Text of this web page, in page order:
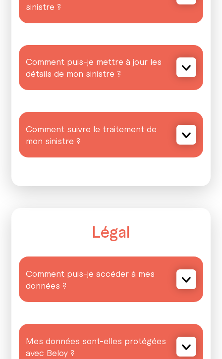
sinistre ?
Comment puis-je mettre à jour les
détails de mon sinistre ?
Comment suivre le traitement de
mon sinistre ?
Légal
Comment puis-je accéder à mes
données ?
Mes données sont-elles protégées
avec Beloy ?